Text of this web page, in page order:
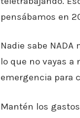
pensábamos en
Nadie sabe
lo que no vayas
emergencia para
Mantén los